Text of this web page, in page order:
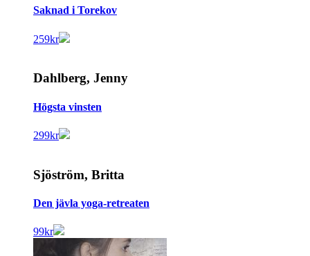
Saknad i Torekov
259kr
Dahlberg, Jenny
Högsta vinsten
299kr
Sjöström, Britta
Den jävla yoga-retreaten
99kr